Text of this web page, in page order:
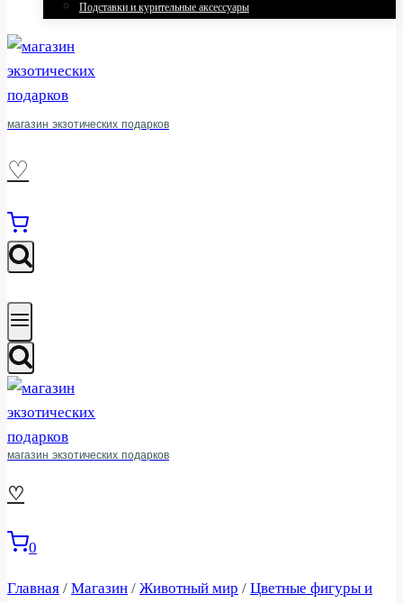
Подставки и курительные аксессуары
магазин экзотических подарков
♡
магазин экзотических подарков
♡
0
Главная / Магазин / Животный мир / Цветные фигуры и